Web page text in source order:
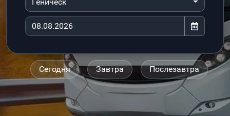
Сегодня Завтра Послезавтра